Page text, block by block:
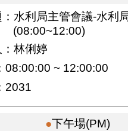
水利局主管會議-水利
(08:00~12:00)
林俐婷
08:00:00 ~ 12:00:00
2031
下午場(PM)